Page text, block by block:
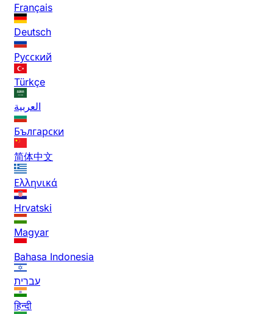
Français
Deutsch
Русский
Türkçe
العربية
Български
简体中文
Ελληνικά
Hrvatski
Magyar
Bahasa Indonesia
עברית
हिन्दी